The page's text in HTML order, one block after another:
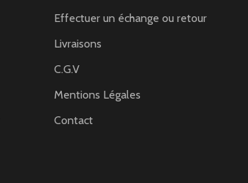
Effectuer un échange ou retour
Livraisons
C.G.V
Mentions Légales
Contact